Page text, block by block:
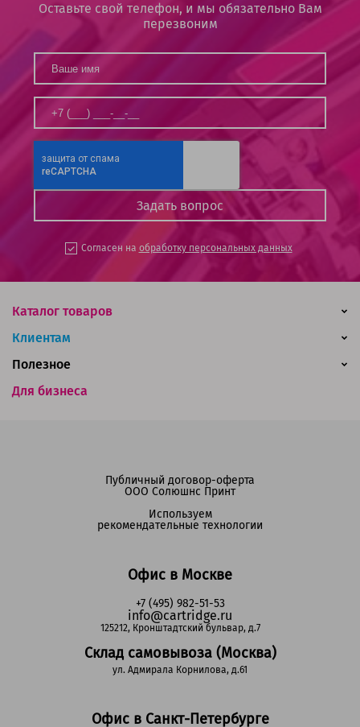
Оставьте свой телефон, и мы обязательно Вам
перезвоним
Согласен на обработку персональных данных
Каталог товаров
Клиентам
Для бизнеса
Полезное
Офис в Москве
+7 (495) 982-51-53
info@cartridge.ru
125212, Кронштадтский бульвар, д.7
Склад самовывоза (Москва)
ул. Адмирала Корнилова, д.61
Офис в Санкт-Петербурге
Публичный договор-оферта
ООО Солюшнс Принт
Используем
рекомендательные технологии